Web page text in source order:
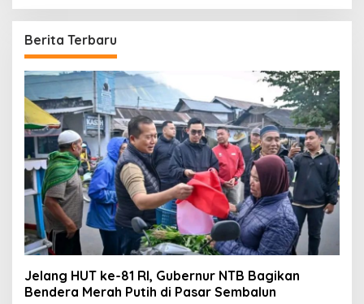
Berita Terbaru
Jelang HUT ke-81 RI, Gubernur NTB Bagikan
Bendera Merah Putih di Pasar Sembalun